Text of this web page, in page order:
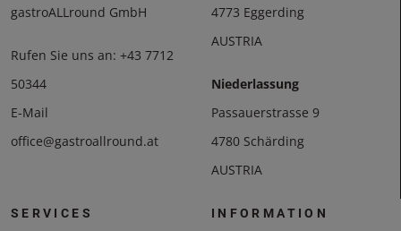
gastroALLround GmbH
Rufen Sie uns an: +43 7712
50344
E-Mail
office@gastroallround.at
4773 Eggerding
AUSTRIA
Niederlassung
Passauerstrasse 9
4780 Schärding
AUSTRIA
SERVICES INFORMATION